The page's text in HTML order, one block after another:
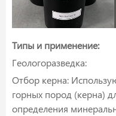
Типы и применение:
Геологоразведка:
Отбор керна:
горных пород (керна)
определения